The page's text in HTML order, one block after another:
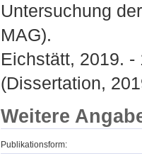
Untersuchung
MAG).
Eichstätt, 2019. -
(Dissertation,
Weitere
Publikationsform: